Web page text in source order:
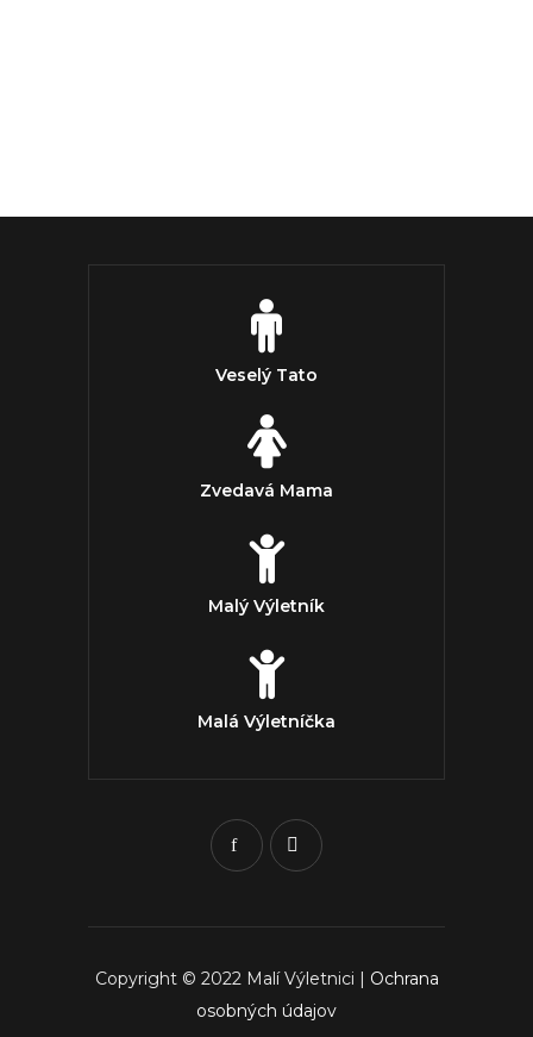
Veselý Tato
Zvedavá Mama
Malý Výletník
Malá Výletníčka
Copyright © 2022 Malí Výletnici | Ochrana
osobných údajov